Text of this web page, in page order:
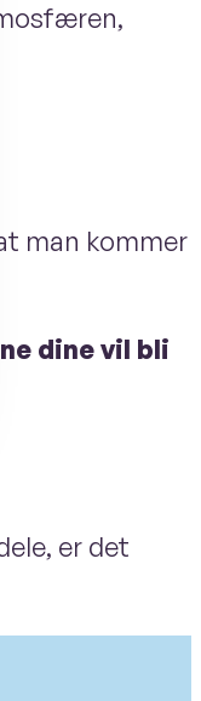
man kommer
dine vil bli
er det